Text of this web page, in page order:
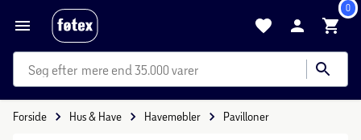
0
mere end 35.000 varer
Forside Hus & Have Havemøbler Pavilloner